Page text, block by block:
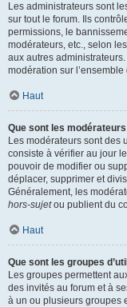
Les administrateurs sont
sur tout le forum. Ils
permissions, le
modérateurs, etc., selon
aux autres
modération sur
Haut
Que sont les
Les modérateurs sont des
consiste à vérifier au jour
pouvoir de modifier ou
déplacer, supprimer et
Généralement, les
hors-sujetou publient du
Haut
Que sont les groupes
Les groupes permettent
des invités au forum et à
à un ou plusieurs groupes